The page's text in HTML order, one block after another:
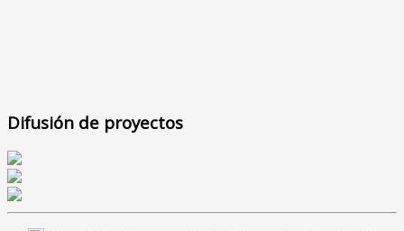
Difusión de proyectos